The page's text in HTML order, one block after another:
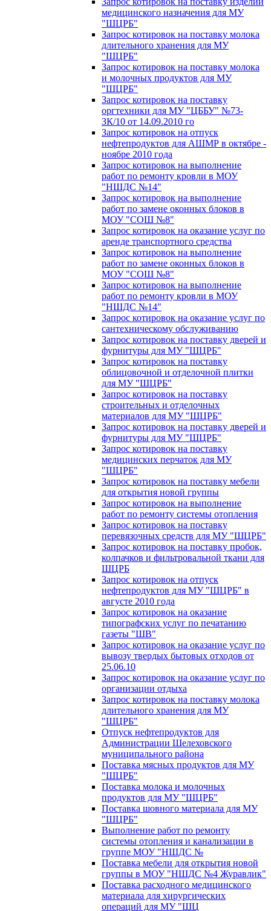
медицинского назначения для МУ
"ШЦРБ"
Запрос котировок на поставку молока
длительного хранения для МУ
"ШЦРБ"
Запрос котировок на поставку молока
и молочных продуктов для МУ
"ШЦРБ"
Запрос котировок на поставку
оргтехники для МУ "ЦББУ" №73-
ЗК/10 от 14.09.2010 го
Запрос котировок на отпуск
нефтепродуктов для АШМР в октябре -
ноябре 2010 года
Запрос котировок на выполнение
работ по ремонту кровли в МОУ
"НШДС №14"
Запрос котировок на выполнение
работ по замене оконных блоков в
МОУ "СОШ №8"
Запрос котировок на оказание услуг по
аренде транспортного средства
Запрос котировок на выполнение
работ по замене оконных блоков в
МОУ "СОШ №8"
Запрос котировок на выполнение
работ по ремонту кровли в МОУ
"НШДС №14"
Запрос котировок на оказание услуг по
сантехническому обслуживанию
Запрос котировок на поставку дверей и
фурнитуры для МУ "ШЦРБ"
Запрос котировок на поставку
облицовочной и отделочной плитки
для МУ "ШЦРБ"
Запрос котировок на поставку
строительных и отделочных
материалов для МУ "ШЦРБ"
Запрос котировок на поставку дверей и
фурнитуры для МУ "ШЦРБ"
Запрос котировок на поставку
медицинских перчаток для МУ
"ШЦРБ"
Запрос котировок на поставку мебели
для открытия новой группы
Запрос котировок на выполнение
работ по ремонту системы отопления
Запрос котировок на поставку
перевязочных средств для МУ "ШЦРБ"
Запрос котировок на поставку пробок,
колпачков и фильтровальной ткани для
ШЦРБ
Запрос котировок на отпуск
нефтепродуктов для МУ "ШЦРБ" в
августе 2010 года
Запрос котировок на оказание
типографских услуг по печатанию
газеты "ШВ"
Запрос котировок на оказание услуг по
вывозу твердых бытовых отходов от
25.06.10
Запрос котировок на оказание услуг по
организации отдыха
Запрос котировок на поставку молока
длительного хранения для МУ
"ШЦРБ"
Отпуск нефтепродуктов для
Администрации Шелеховского
муниципального района
Поставка мясных продуктов для МУ
"ШЦРБ"
Поставка молока и молочных
продуктов для МУ "ШЦРБ"
Поставка шовного материала для МУ
"ШЦРБ"
Выполнение работ по ремонту
системы отопления и канализации в
группе МОУ "НШДС №
Поставка мебели для открытия новой
группы в МОУ "НШДС №4 Журавлик"
Поставка расходного медицинского
материала для хирургических
операций для МУ "ШЦ